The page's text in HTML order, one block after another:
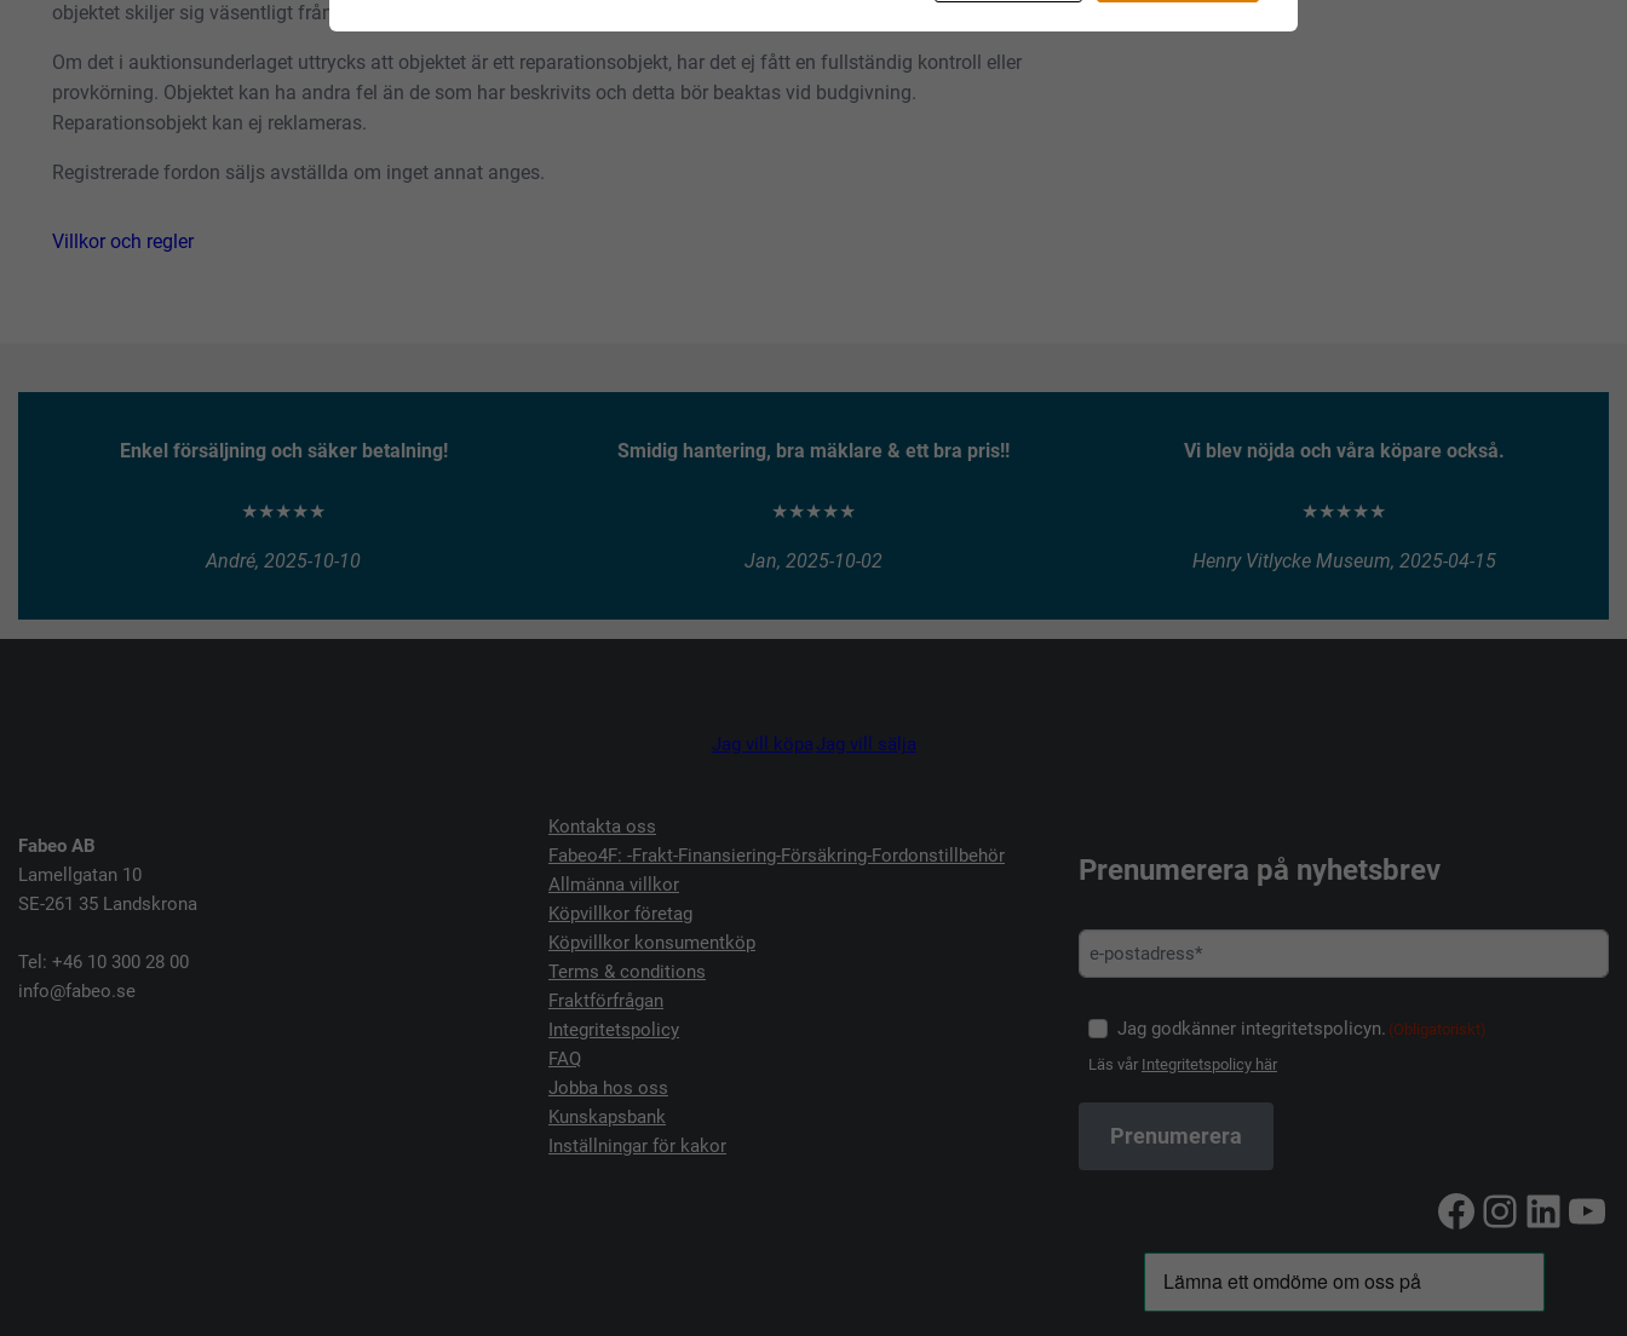
objektet skiljer sig väsentligt från objektsbeskrivningen skall Fabeo kontaktas innan objektet transporteras.
Om det i auktionsunderlaget uttrycks att objektet är ett reparationsobjekt, har det ej fått en fullständig kontroll eller
provkörning. Objektet kan ha andra fel än de som har beskrivits och detta bör beaktas vid budgivning.
Reparationsobjekt kan ej reklameras.
Registrerade fordon säljs avställda om inget annat anges.
Villkor och regler
Enkel försäljning och säker betalning!
★★★★★
André, 2025-10-10
Smidig hantering, bra mäklare & ett bra pris!!
★★★★★
Jan, 2025-10-02
Vi blev nöjda och våra köpare också.
★★★★★
Henry Vitlycke Museum, 2025-04-15
Jag vill köpaJag vill sälja
Fabeo AB
Lamellgatan 10
SE-261 35 Landskrona
Tel: +46 10 300 28 00
info@fabeo.se
Kontakta oss
Fabeo4F: -Frakt-Finansiering-Försäkring-Fordonstillbehör
Allmänna villkor
Köpvillkor företag
Köpvillkor konsumentköp
Terms & conditions
Fraktförfrågan
Integritetspolicy
FAQ
Jobba hos oss
Kunskapsbank
Inställningar för kakor
Prenumerera på nyhetsbrev
Jag godkänner integritetspolicyn. (Obligatoriskt)
Läs vår Integritetspolicy här
Facebook